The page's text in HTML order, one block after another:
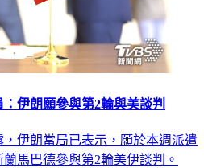
伊朗願參與第2輪與美談判
伊朗當局已表示，願於本週派遣
馬巴德參與第2輪美伊談判。